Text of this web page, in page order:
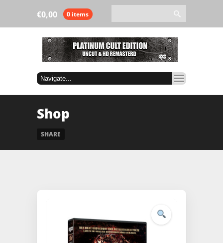
0,00
€ 0 items
Shop
SHARE